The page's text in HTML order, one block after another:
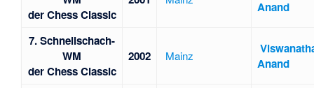
der Chess Classic
Anand
7. Schnellschach-
WM
der Chess Classic
2002 Mainz
Anand